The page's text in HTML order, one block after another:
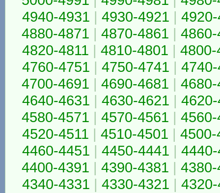
4940-4931 | 4930-4921 |
4880-4871 | 4870-4861 |
4820-4811 | 4810-4801 |
4760-4751 | 4750-4741 |
4700-4691 | 4690-4681 |
4640-4631 | 4630-4621 |
4580-4571 | 4570-4561 |
4520-4511 | 4510-4501 |
4460-4451 | 4450-4441 |
4400-4391 | 4390-4381 |
4340-4331 | 4330-4321 |